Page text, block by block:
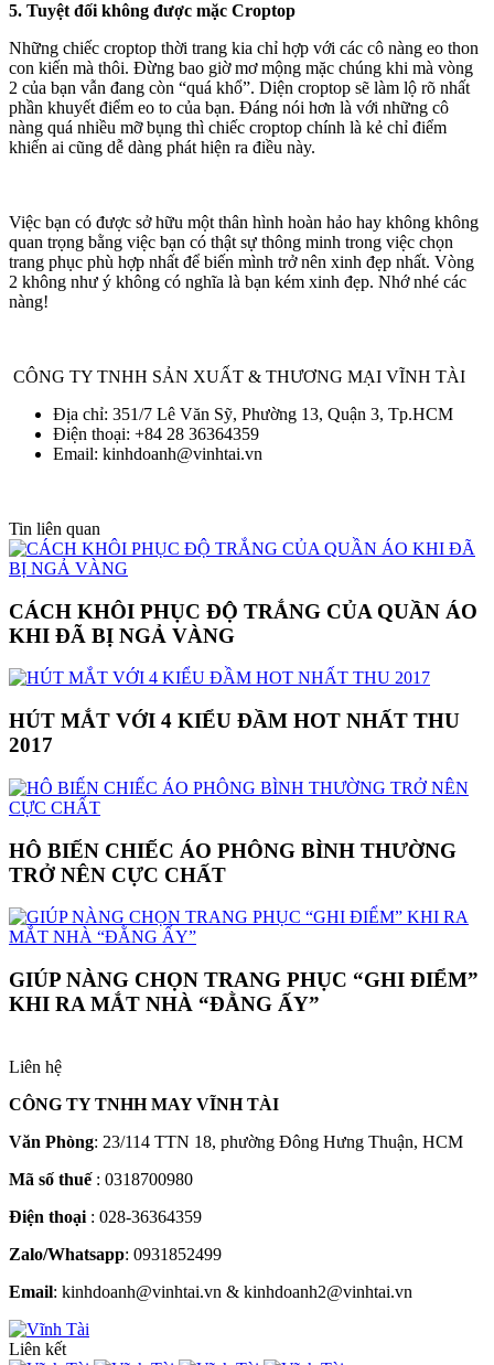
5. Tuyệt đối không được mặc Croptop
Những chiếc croptop thời trang kia chỉ hợp với các cô nàng eo thon
con kiến mà thôi. Đừng bao giờ mơ mộng mặc chúng khi mà vòng
2 của bạn vẫn đang còn “quá khổ”. Diện croptop sẽ làm lộ rõ nhất
phần khuyết điểm eo to của bạn. Đáng nói hơn là với những cô
nàng quá nhiều mỡ bụng thì chiếc croptop chính là kẻ chỉ điểm
khiến ai cũng dễ dàng phát hiện ra điều này.
Việc bạn có được sở hữu một thân hình hoàn hảo hay không không
quan trọng bằng việc bạn có thật sự thông minh trong việc chọn
trang phục phù hợp nhất để biến mình trở nên xinh đẹp nhất. Vòng
2 không như ý không có nghĩa là bạn kém xinh đẹp. Nhớ nhé các
nàng!
CÔNG TY TNHH SẢN XUẤT & THƯƠNG MẠI VĨNH TÀI
Địa chỉ: 351/7 Lê Văn Sỹ, Phường 13, Quận 3, Tp.HCM
Điện thoại: +84 28 36364359
Email: kinhdoanh@vinhtai.vn
Tin liên quan
CÁCH KHÔI PHỤC ĐỘ TRẮNG CỦA QUẦN ÁO
KHI ĐÃ BỊ NGẢ VÀNG
HÚT MẮT VỚI 4 KIỂU ĐẦM HOT NHẤT THU
2017
HÔ BIẾN CHIẾC ÁO PHÔNG BÌNH THƯỜNG
TRỞ NÊN CỰC CHẤT
GIÚP NÀNG CHỌN TRANG PHỤC “GHI ĐIỂM”
KHI RA MẮT NHÀ “ĐẰNG ẤY”
Liên hệ
CÔNG TY TNHH MAY VĨNH TÀI
Văn Phòng: 23/114 TTN 18, phường Đông Hưng Thuận, HCM
Mã số thuế : 0318700980
Điện thoại : 028-36364359
Zalo/Whatsapp: 0931852499
Email: kinhdoanh@vinhtai.vn & kinhdoanh2@vinhtai.vn
Liên kết